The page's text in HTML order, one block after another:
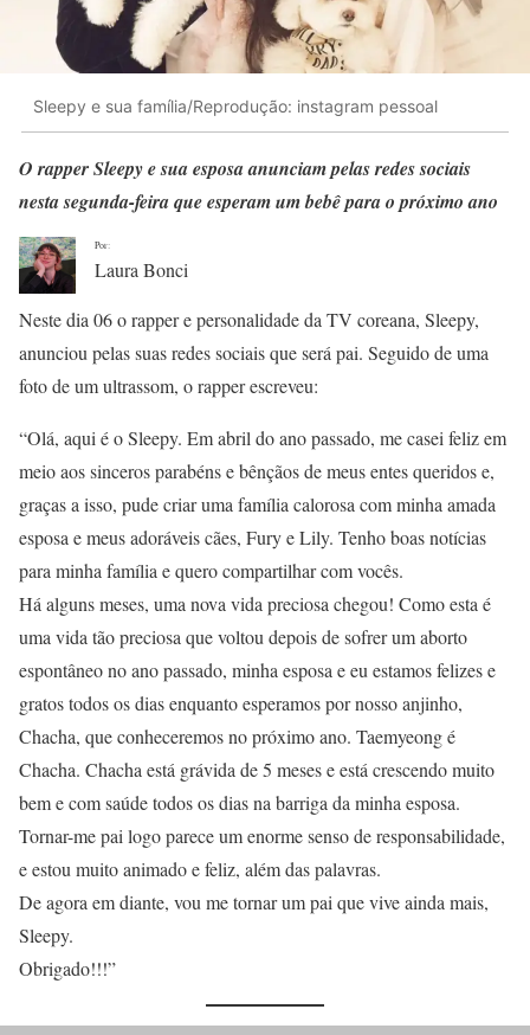
Sleepy e sua família/Reprodução: instagram pessoal
O rapper Sleepy e sua esposa anunciam pelas redes sociais
nesta segunda-feira que esperam um bebê para o próximo ano
Por:
Laura Bonci
Neste dia 06 o rapper e personalidade da TV coreana, Sleepy,
anunciou pelas suas redes sociais que será pai. Seguido de uma
foto de um ultrassom, o rapper escreveu:
“Olá, aqui é o Sleepy. Em abril do ano passado, me casei feliz em
meio aos sinceros parabéns e bênçãos de meus entes queridos e,
graças a isso, pude criar uma família calorosa com minha amada
esposa e meus adoráveis ​​cães, Fury e Lily. Tenho boas notícias
para minha família e quero compartilhar com vocês.
Há alguns meses, uma nova vida preciosa chegou! Como esta é
uma vida tão preciosa que voltou depois de sofrer um aborto
espontâneo no ano passado, minha esposa e eu estamos felizes e
gratos todos os dias enquanto esperamos por nosso anjinho,
Chacha, que conheceremos no próximo ano. Taemyeong é
Chacha. Chacha está grávida de 5 meses e está crescendo muito
bem e com saúde todos os dias na barriga da minha esposa.
Tornar-me pai logo parece um enorme senso de responsabilidade,
e estou muito animado e feliz, além das palavras.
De agora em diante, vou me tornar um pai que vive ainda mais,
Sleepy.
Obrigado!!!”